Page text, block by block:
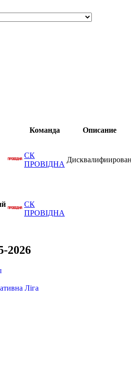
Команда Описание
СК
ПРОВІДНА
СК
ПРОВІДНА
2026
Ліга